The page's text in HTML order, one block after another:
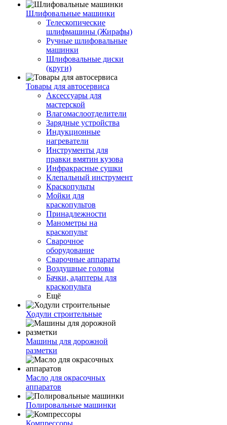
Шлифовальные машинки
Телескопические
шлифмашины (Жирафы)
Ручные шлифовальные
машинки
Шлифовальные диски
(круги)
Товары для автосервиса
Аксессуары для
мастерской
Влагомаслоотделители
Зарядные устройства
Индукционные
нагреватели
Инструменты для
правки вмятин кузова
Инфракрасные сушки
Клепальный инструмент
Краскопульты
Мойки для
краскопультов
Принадлежности
Манометры на
краскопульт
Сварочное
оборудование
Сварочные аппараты
Воздушные головы
Бачки, адаптеры для
краскопульта
Ещё
Ходули строительные
Машины для дорожной
разметки
Масло для окрасочных
аппаратов
Полировальные машинки
Компрессоры